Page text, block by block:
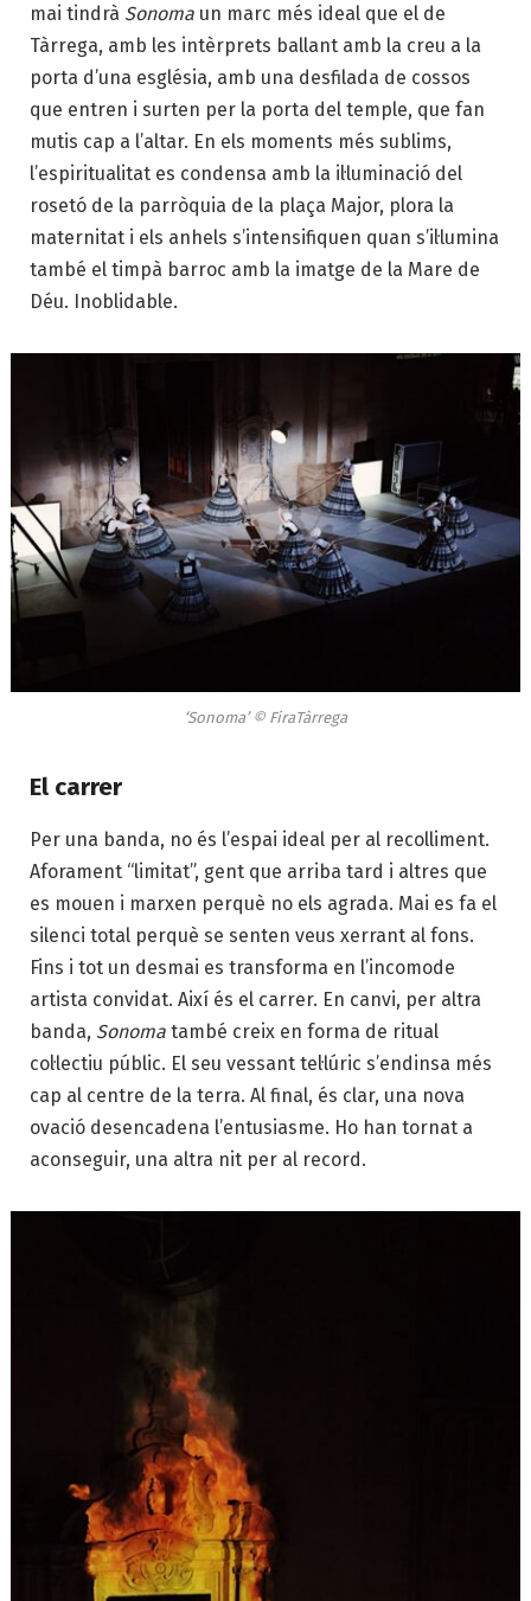
mai tindrà Sonoma un marc més ideal que el de
Tàrrega, amb les intèrprets ballant amb la creu a la
porta d’una església, amb una desfilada de cossos
que entren i surten per la porta del temple, que fan
mutis cap a l’altar. En els moments més sublims,
l’espiritualitat es condensa amb la il·luminació del
rosetó de la parròquia de la plaça Major, plora la
maternitat i els anhels s’intensifiquen quan s’il·lumina
també el timpà barroc amb la imatge de la Mare de
Déu. Inoblidable.
‘Sonoma’ © FiraTàrrega
El carrer
Per una banda, no és l’espai ideal per al recolliment.
Aforament “limitat”, gent que arriba tard i altres que
es mouen i marxen perquè no els agrada. Mai es fa el
silenci total perquè se senten veus xerrant al fons.
Fins i tot un desmai es transforma en l’incomode
artista convidat. Així és el carrer. En canvi, per altra
banda, Sonoma també creix en forma de ritual
col·lectiu públic. El seu vessant tel·lúric s’endinsa més
cap al centre de la terra. Al final, és clar, una nova
ovació desencadena l’entusiasme. Ho han tornat a
aconseguir, una altra nit per al record.